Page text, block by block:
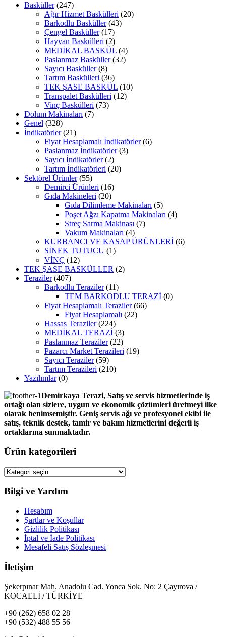
Basküller (247)
Ağır Hizmet Baskülleri (20)
Barkodlu Basküller (43)
Çengel Basküller (17)
Hayvan Baskülleri (2)
MEDİKAL BASKÜL (4)
Paslanmaz Basküller (32)
Sayıcı Basküller (8)
Tartım Baskülleri (36)
TEK ŞASE BASKÜL (10)
Transpalet Baskülleri (12)
Vinç Baskülleri (73)
Dolum Makinaları (7)
Genel (328)
İndikatörler (21)
Fiyat Hesaplamalı İndikatörler (6)
Paslanmaz İndikatörler (3)
Sayıcı İndikatörler (2)
Tartım İndikatörleri (20)
Sektörel Ürünler (55)
Demirci Ürünleri (16)
Gıda Makineleri (20)
Gıda Dilimleme Makinaları (5)
Poşet Ağzı Kapatma Makinaları (4)
Streç Sarma Makinası (7)
Vakum Makinaları (4)
KURBANCI VE KASAP ÜRÜNLERİ (6)
SİNEK TUTUCU (1)
VİNÇ (12)
TEK ŞASE BASKÜLLER (2)
Teraziler (407)
Barkodlu Teraziler (11)
TEM BARKODLU TERAZİ (0)
Fiyat Hesaplamalı Teraziler (66)
Fiyat Hesaplamalı (22)
Hassas Teraziler (224)
MEDİKAL TERAZİ (3)
Paslanmaz Teraziler (22)
Pazarcı Market Terazileri (19)
Sayıcı Teraziler (59)
Tartım Terazileri (210)
Yazılımlar (0)
Demirkaya Terazi, Satış ve servis hizmetlerinde iş
ortağı olan sizlere, uygun ve ekonomik çözümleri üretmeyi ilke
olarak benimsemiştir. Geniş servis ağı ve profesyonel ekibi ile
satış, teknik destek, tamir ve bakım hizmetlerini değerli iş
ortaklarına sunmaktadır.
Ürün kategorileri
Bilgi ve Yardım
Hesabım
Şartlar ve Koşullar
Gizlilik Politikası
İptal ve İade Politikası
Mesafeli Satış Sözleşmesi
İletişim
Şekerpınar Mah. Anadolu Cad. Yonca Sok. No: 2 Çayırova /
KOCAELİ / TÜRKİYE
+90 (262) 658 02 28
+90 (532) 488 55 56